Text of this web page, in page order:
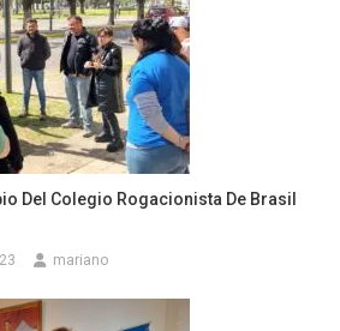
Del Colegio Rogacionista De Brasil
mariano